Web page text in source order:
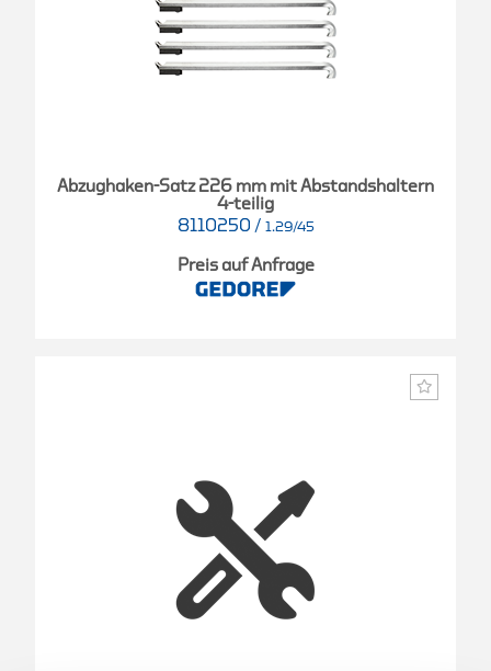
Abzughaken-Satz 226 mm mit Abstandshaltern
4-teilig
8110250 / 1.29/45
Preis auf Anfrage